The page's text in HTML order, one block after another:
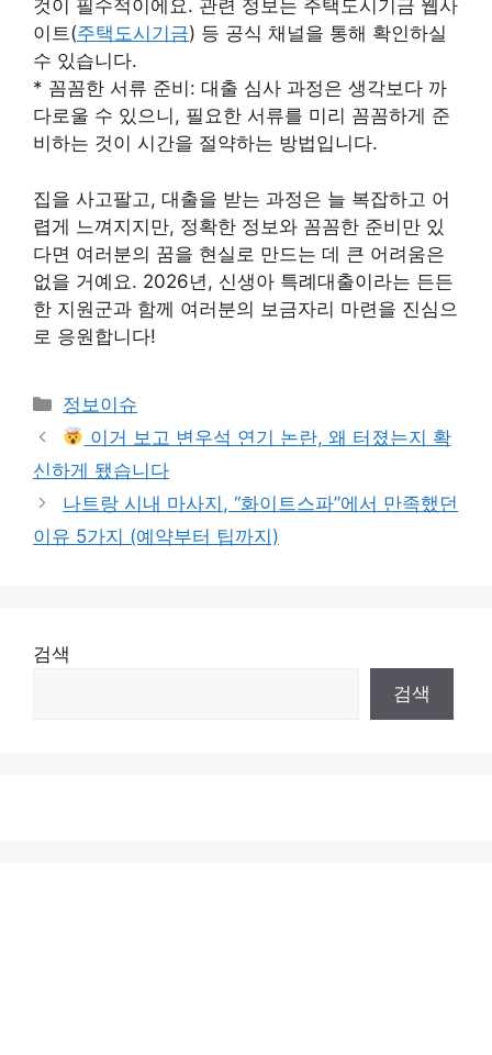
것이 필수적이에요. 관련 정보는 주택도시기금 웹사
이트(주택도시기금) 등 공식 채널을 통해 확인하실
수 있습니다.
* 꼼꼼한 서류 준비: 대출 심사 과정은 생각보다 까
다로울 수 있으니, 필요한 서류를 미리 꼼꼼하게 준
비하는 것이 시간을 절약하는 방법입니다.
집을 사고팔고, 대출을 받는 과정은 늘 복잡하고 어
렵게 느껴지지만, 정확한 정보와 꼼꼼한 준비만 있
다면 여러분의 꿈을 현실로 만드는 데 큰 어려움은
없을 거예요. 2026년, 신생아 특례대출이라는 든든
한 지원군과 함께 여러분의 보금자리 마련을 진심으
로 응원합니다!
Categories
정보이슈
이거 보고 변우석 연기 논란, 왜 터졌는지 확
신하게 됐습니다
나트랑 시내 마사지, “화이트스파”에서 만족했던
이유 5가지 (예약부터 팁까지)
검색
검색